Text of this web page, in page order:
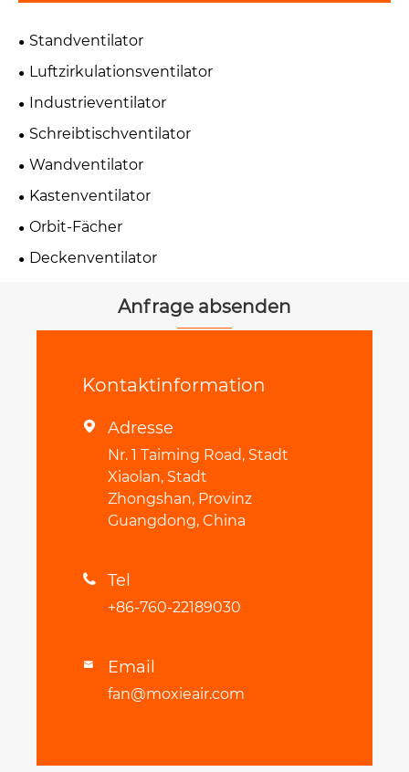
Standventilator
Luftzirkulationsventilator
Industrieventilator
Schreibtischventilator
Wandventilator
Kastenventilator
Orbit-Fächer
Deckenventilator
Anfrage absenden
Kontaktinformation
 Adresse
Nr. 1 Taiming Road, Stadt
Xiaolan, Stadt
Zhongshan, Provinz
Guangdong, China
 Tel
+86-760-22189030
 Email
fan@moxieair.com